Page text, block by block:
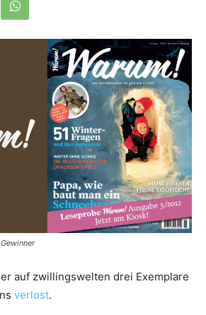
auf zwillingswelten drei Exemplare
verlost.